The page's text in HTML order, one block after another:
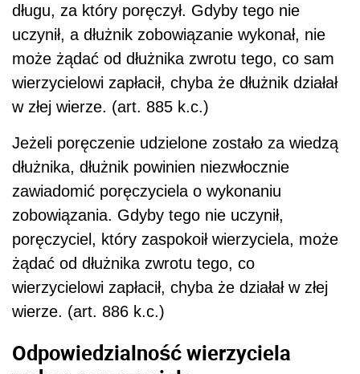
długu, za który poręczył. Gdyby tego nie
uczynił, a dłużnik zobowiązanie wykonał, nie
może żądać od dłużnika zwrotu tego, co sam
wierzycielowi zapłacił, chyba że dłużnik działał
w złej wierze. (art. 885 k.c.)
Jeżeli poręczenie udzielone zostało za wiedzą
dłużnika, dłużnik powinien niezwłocznie
zawiadomić poręczyciela o wykonaniu
zobowiązania. Gdyby tego nie uczynił,
poręczyciel, który zaspokoił wierzyciela, może
żądać od dłużnika zwrotu tego, co
wierzycielowi zapłacił, chyba że działał w złej
wierze. (art. 886 k.c.)
Odpowiedzialność wierzyciela